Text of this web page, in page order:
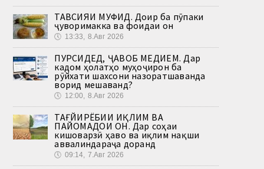
ТАВСИЯИ МУФИД. Доир ба пӯпаки
ҷуворимакка ва фоидаи он
🕔 13:33, 8.Авг 2026
ПУРСИДЕД, ҶАВОБ МЕДИҲЕМ. Дар
кадом ҳолатҳо муҳоҷирон ба
рӯйхати шахсони назоратшаванда
ворид мешаванд?
🕔 12:00, 8.Авг 2026
ТАҒЙИРЁБИИ ИҚЛИМ ВА
ПАЙОМАДҲОИ ОН. Дар соҳаи
кишоварзӣ ҳаво ва иқлим нақши
аввалиндараҷа доранд
🕔 09:14, 7.Авг 2026